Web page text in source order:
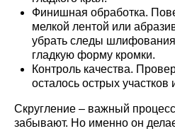
Финишная обработка.
мелкой лентой или
убрать следы
гладкую форму кромки.
Контроль качества.
осталось острых участков
Скругление – важный
забывают. Но именно он